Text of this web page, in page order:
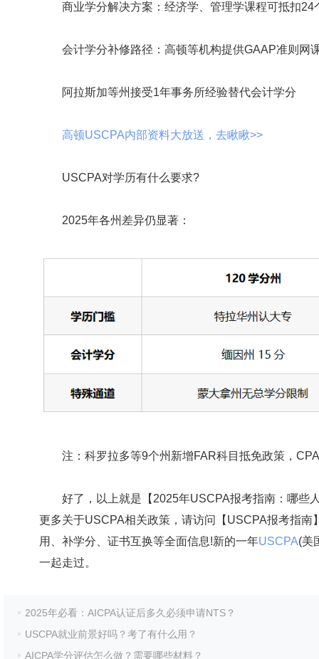
商业学分解决方案：经济学、管理学课程可抵扣24
会计学分补修路径：高顿等机构提供GAAP准则网
阿拉斯加等州接受1年事务所经验替代会计学分
高顿USCPA内部资料大放送，去瞅瞅>>
USCPA对学历有什么要求?
2025年各州差异仍显著：
注：科罗拉多等9个州新增FAR科目抵免政策，
好了，以上就是【2025年USCPA报考指南：哪些
更多关于USCPA相关政策，请访问【USCPA报考指
用、补学分、证书互换等全面信息!新的一年USCPA(美
一起走过。
2025年必看：AICPA认证后多久必须申请NTS？
USCPA就业前景好吗？考了有什么用？
AICPA学分评估怎么做？需要哪些材料？